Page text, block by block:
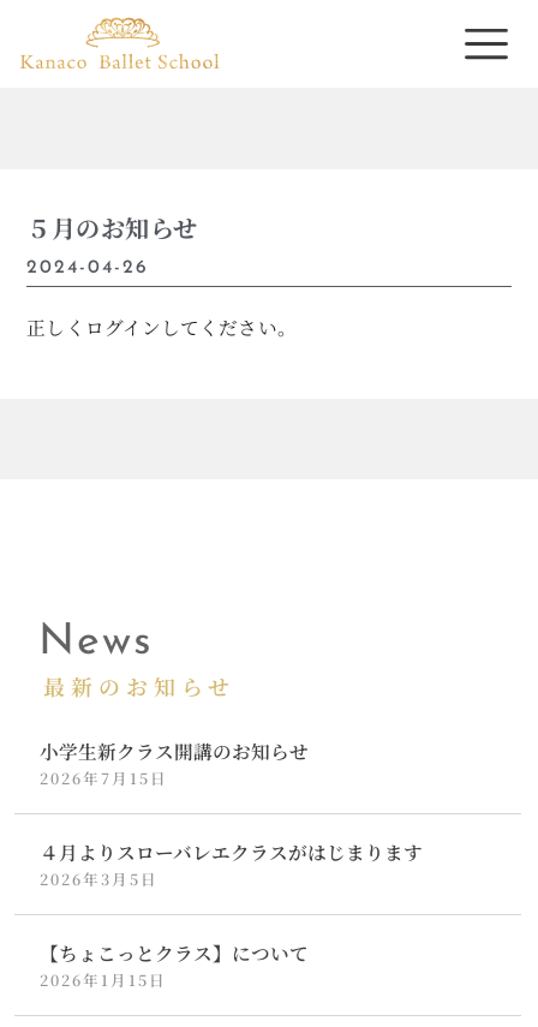
５月のお知らせ
2024-04-26
正しくログインしてください。
News
最新のお知らせ
小学生新クラス開講のお知らせ
2026年7月15日
４月よりスローバレエクラスがはじまります
2026年3月5日
【ちょこっとクラス】について
2026年1月15日